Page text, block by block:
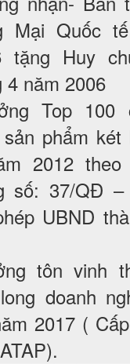
Mại Quốc
tặng Huy
4 năm 2006
Top 100
phẩm két
2012 theo
số: 37/QĐ –
UBND
tôn vinh
doanh
2017 (